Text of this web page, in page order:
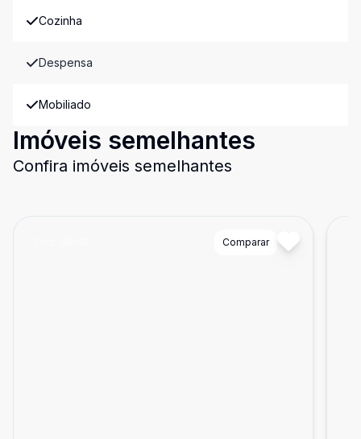
Cozinha
Despensa
Mobiliado
Imóveis semelhantes
Confira imóveis semelhantes
Comparar